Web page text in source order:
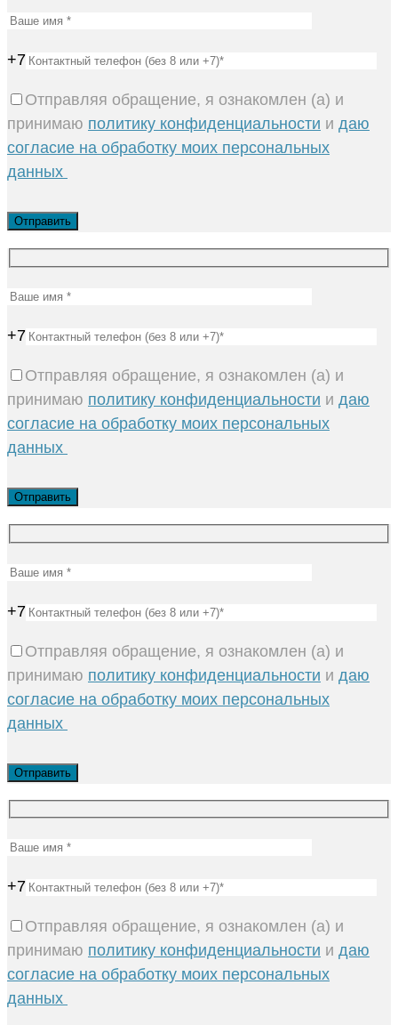
+7
Отправляя обращение, я ознакомлен (а) и
принимаю политику конфиденциальности и даю
согласие на обработку моих персональных
данных
+7
Отправляя обращение, я ознакомлен (а) и
принимаю политику конфиденциальности и даю
согласие на обработку моих персональных
данных
+7
Отправляя обращение, я ознакомлен (а) и
принимаю политику конфиденциальности и даю
согласие на обработку моих персональных
данных
+7
Отправляя обращение, я ознакомлен (а) и
принимаю политику конфиденциальности и даю
согласие на обработку моих персональных
данных